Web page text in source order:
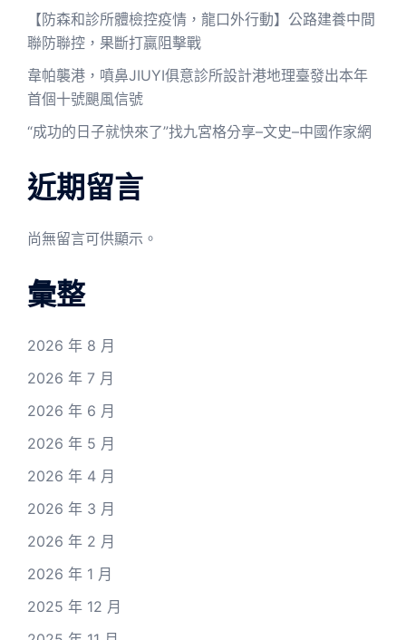
【防森和診所體檢控疫情，龍口外行動】公路建養中間
聯防聯控，果斷打贏阻擊戰
韋帕襲港，噴鼻JIUYI俱意診所設計港地理臺發出本年
首個十號颶風信號
“成功的日子就快來了”找九宮格分享–文史–中國作家網
近期留言
尚無留言可供顯示。
彙整
2026 年 8 月
2026 年 7 月
2026 年 6 月
2026 年 5 月
2026 年 4 月
2026 年 3 月
2026 年 2 月
2026 年 1 月
2025 年 12 月